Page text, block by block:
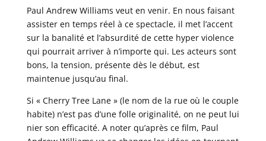
Paul Andrew Williams veut en venir. En nous faisant
assister en temps réel à ce spectacle, il met l’accent
sur la banalité et l’absurdité de cette hyper violence
qui pourrait arriver à n’importe qui. Les acteurs sont
bons, la tension, présente dès le début, est
maintenue jusqu’au final.
Si « Cherry Tree Lane » (le nom de la rue où le couple
habite) n’est pas d’une folle originalité, on ne peut lui
nier son efficacité. A noter qu’après ce film, Paul